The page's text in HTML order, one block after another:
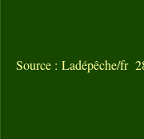
Source : Ladépêche/fr